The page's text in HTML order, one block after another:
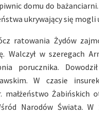
domu do
ukrywający się mogli
ratowania Żydów
Walczył w szeregach
porucznika.
W czasie
małżeństwo Żabińskich
Narodów Świata. W